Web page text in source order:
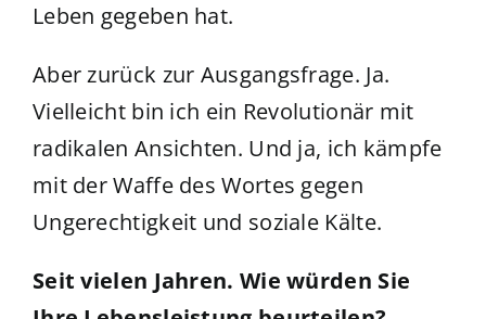
Leben gegeben hat.
Aber zurück zur Ausgangsfrage. Ja.
Vielleicht bin ich ein Revolutionär mit
radikalen Ansichten. Und ja, ich kämpfe
mit der Waffe des Wortes gegen
Ungerechtigkeit und soziale Kälte.
Seit vielen Jahren. Wie würden Sie